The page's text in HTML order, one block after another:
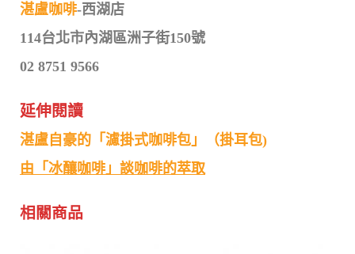
湛盧咖啡-西湖店
114台北市內湖區洲子街150號
02 8751 9566
延伸閱讀
湛盧自豪的「濾掛式咖啡包」（掛耳包)
由「冰釀咖啡」談咖啡的萃取
相關商品